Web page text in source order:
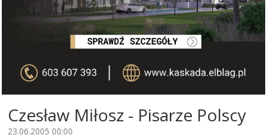
Czesław Miłosz - Pisarze Polscy
23.06.2005 00:00